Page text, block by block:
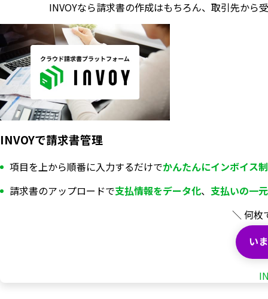
INVOYなら請求書の作成はもちろん、 取引先から
INVOYで請求書管理
項目を上から順番に入力するだけでかんたんにインボイス
請求書のアップロードで支払情報をデータ化、 支払いの一
＼ 何枚
い